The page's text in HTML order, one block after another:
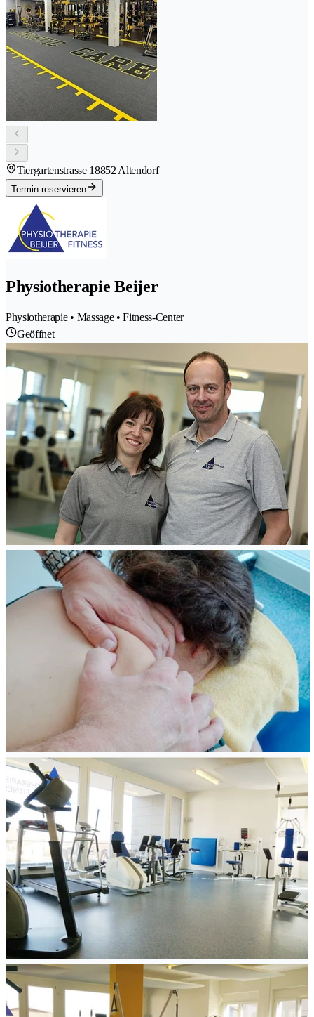
Tiergartenstrasse 18852 Altendorf
Termin reservieren
Physiotherapie Beijer
Physiotherapie • Massage • Fitness-Center
Geöffnet